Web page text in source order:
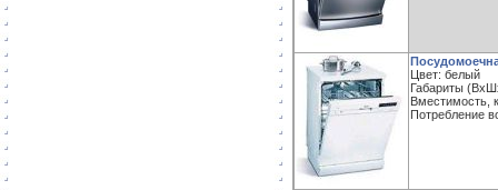
Цвет: белый
Габариты
Вместимость,
Потребление